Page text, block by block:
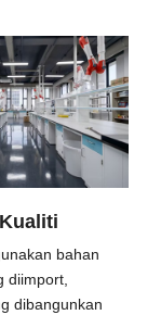
bahan
diimport,
dibangunkan